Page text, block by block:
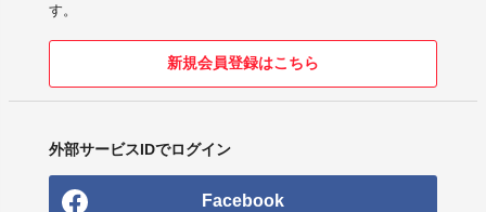
す。
新規会員登録はこちら
外部サービスIDでログイン
Facebook